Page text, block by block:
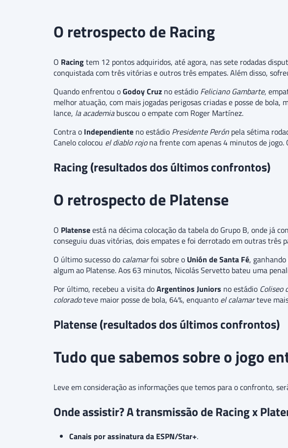
O retrospecto de Racing
O Racingtem 12 pontos adquiridos, até agora, nas sete rodadas
conquistada com três vitórias e outros três empates. Além disso,
Quando enfrentou oGodoy Cruz no estádio Feliciano Gambarte,
melhor atuação, com mais jogadas perigosas criadas e posse de
lance, la academiabuscou o empate com Roger Martínez.
Contra o Independiente no estádio Presidente Perón pela sétima
Canelo colocou el diablo rojona frente com apenas 4 minutos de
Racing (resultados dos últimos confrontos)
O retrospecto de Platense
O Platenseestá na décima colocação da tabela do Grupo B, onde já
conseguiu duas vitórias, dois empates e foi derrotado em outras três
O último sucesso do calamarfoi sobre o Unión de Santa Fé,
algum ao Platense. Aos 63 minutos, Nicolás Servetto bateu uma
Por último, recebeu a visita doArgentinos Juniors no estádio Coliseo
coloradoteve maior posse de bola, 64%, enquanto el calamarteve
Platense (resultados dos últimos confrontos)
Tudo que sabemos sobre o jogo
Leve em consideração as informações que temos para o confronto,
Onde assistir? A transmissão de Racing x
Canais por assinatura da ESPN/Star+.